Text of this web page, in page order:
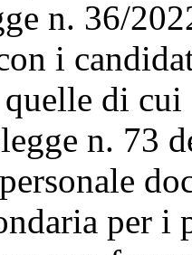
n. 36/
i
di
n. 73
per i